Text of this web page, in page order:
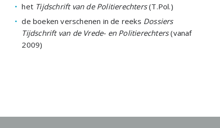
het Tijdschrift van de Politierechters(T.Pol.)
de boeken verschenen in de reeks Dossiers
Tijdschrift van de Vrede- en Politierechters(vanaf
2009)